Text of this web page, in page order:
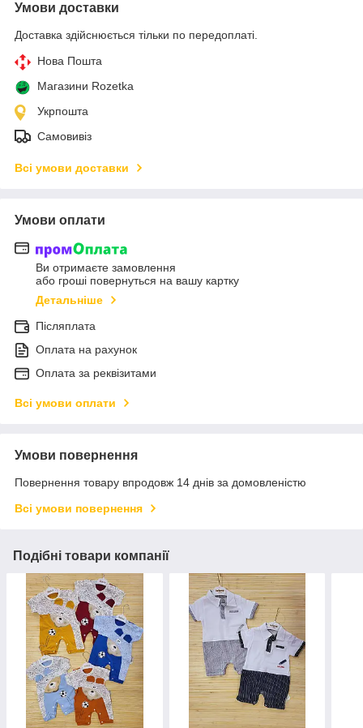
Умови доставки
Доставка здійснюється тільки по передоплаті.
Нова Пошта
Магазини Rozetka
Укрпошта
Самовивіз
Всі умови доставки
Умови оплати
Ви отримаєте замовлення
або гроші повернуться на вашу картку
Детальніше
Післяплата
Оплата на рахунок
Оплата за реквізитами
Всі умови оплати
Умови повернення
Повернення товару впродовж 14 днів за домовленістю
Всі умови повернення
Подібні товари компанії